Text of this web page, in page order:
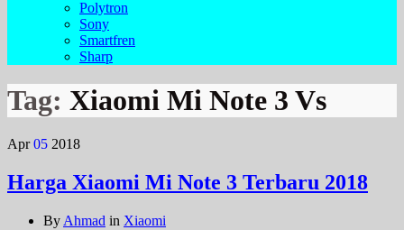
Polytron
Sony
Smartfren
Sharp
Tag: Xiaomi Mi Note 3 Vs
Apr 05 2018
Harga Xiaomi Mi Note 3 Terbaru 2018
By Ahmad in Xiaomi